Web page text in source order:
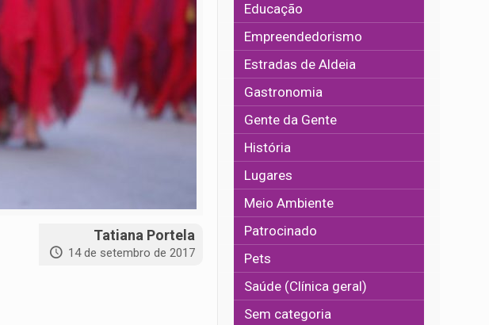
Tatiana Portela
14 de setembro de 2017
Educação
Empreendedorismo
Estradas de Aldeia
Gastronomia
Gente da Gente
História
Lugares
Meio Ambiente
Patrocinado
Pets
Saúde (Clínica geral)
Sem categoria